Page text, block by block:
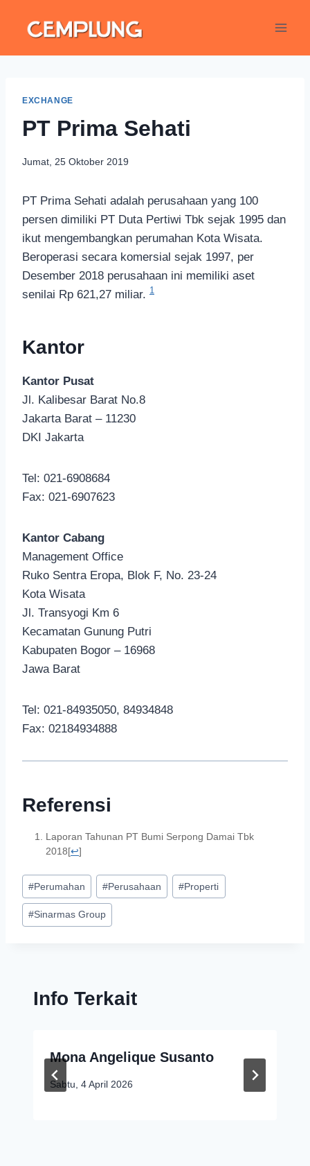
EXCHANGE
PT Prima Sehati
Jumat, 25 Oktober 2019
PT Prima Sehati adalah perusahaan yang 100
persen dimiliki PT Duta Pertiwi Tbk sejak 1995 dan
ikut mengembangkan perumahan Kota Wisata.
Beroperasi secara komersial sejak 1997, per
Desember 2018 perusahaan ini memiliki aset
senilai Rp 621,27 miliar. 1
Kantor
Kantor Pusat
Jl. Kalibesar Barat No.8
Jakarta Barat – 11230
DKI Jakarta
Tel: 021-6908684
Fax: 021-6907623
Kantor Cabang
Management Office
Ruko Sentra Eropa, Blok F, No. 23-24
Kota Wisata
Jl. Transyogi Km 6
Kecamatan Gunung Putri
Kabupaten Bogor – 16968
Jawa Barat
Tel: 021-84935050, 84934848
Fax: 02184934888
Referensi
Laporan Tahunan PT Bumi Serpong Damai Tbk
2018[↩]
#Perumahan #Perusahaan #Properti
#Sinarmas Group
Info Terkait
Mona Angelique Susanto
Sabtu, 4 April 2026